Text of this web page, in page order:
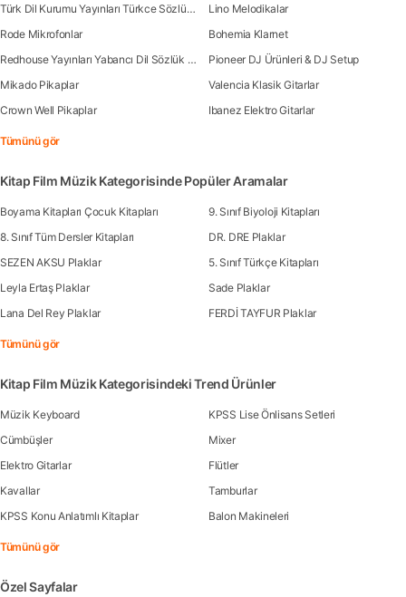
Türk Dil Kurumu Yayınları Türkce Sözlük Kitapları
Lino Melodikalar
Rode Mikrofonlar
Bohemia Klarnet
Redhouse Yayınları Yabancı Dil Sözlük Kitapları
Pioneer DJ Ürünleri & DJ Setup
Mikado Pikaplar
Valencia Klasik Gitarlar
Crown Well Pikaplar
Ibanez Elektro Gitarlar
Tümünü gör
Kitap Film Müzik Kategorisinde Popüler Aramalar
Boyama Kitapları Çocuk Kitapları
9. Sınıf Biyoloji Kitapları
8. Sınıf Tüm Dersler Kitapları
DR. DRE Plaklar
SEZEN AKSU Plaklar
5. Sınıf Türkçe Kitapları
Leyla Ertaş Plaklar
Sade Plaklar
Lana Del Rey Plaklar
FERDİ TAYFUR Plaklar
Tümünü gör
Kitap Film Müzik Kategorisindeki Trend Ürünler
Müzik Keyboard
KPSS Lise Önlisans Setleri
Cümbüşler
Mixer
Elektro Gitarlar
Flütler
Kavallar
Tamburlar
KPSS Konu Anlatımlı Kitaplar
Balon Makineleri
Tümünü gör
Özel Sayfalar